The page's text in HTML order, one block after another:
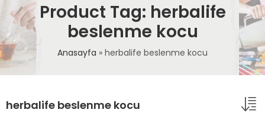
Product Tag: herbalife
beslenme kocu
Anasayfa » herbalife beslenme kocu
herbalife beslenme kocu